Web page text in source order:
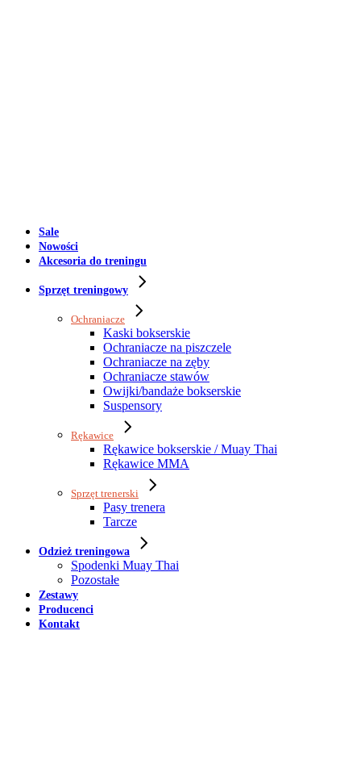
Sale
Nowości
Akcesoria do treningu
Sprzęt treningowy
Ochraniacze
Kaski bokserskie
Ochraniacze na piszczele
Ochraniacze na zęby
Ochraniacze stawów
Owijki/bandaże bokserskie
Suspensory
Rękawice
Rękawice bokserskie / Muay Thai
Rękawice MMA
Sprzęt trenerski
Pasy trenera
Tarcze
Odzież treningowa
Spodenki Muay Thai
Pozostałe
Zestawy
Producenci
Kontakt